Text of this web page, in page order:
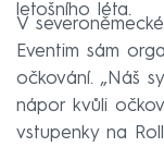
letošního léta.
V
Eventim sám
očkování. „Náš
nápor kvůli
vstupenky na